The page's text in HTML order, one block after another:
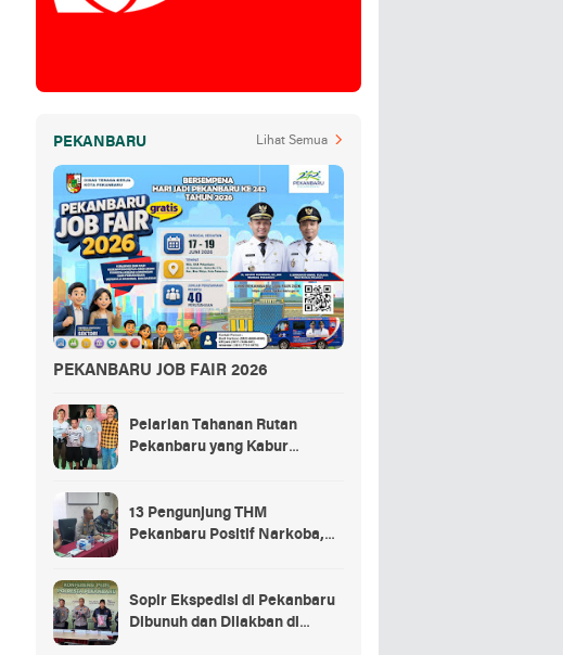
PEKANBARU Lihat Semua
PEKANBARU JOB FAIR 2026
Pelarian Tahanan Rutan
Pekanbaru yang Kabur
13 Pengunjung THM
Pekanbaru Positif Narkoba,
Sopir Ekspedisi di Pekanbaru
Dibunuh dan Dilakban di